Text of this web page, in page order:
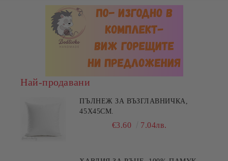
Най-продавани
ПЪЛНЕЖ ЗА ВЪЗГЛАВНИЧКА,
45X45СМ.
€3.60 7.04лв.